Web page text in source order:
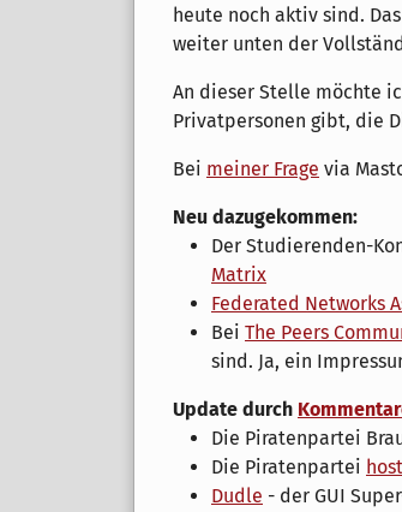
heute noch aktiv sind.
weiter unten der
An dieser Stelle möchte
Privatpersonen gibt, die
Bei meiner Frage via
Neu dazugekommen:
Der Studierenden-
Matrix
Federated Networks
Bei The Peers
sind. Ja, ein
Update durch
Die Piratenpartei
Die Piratenpartei
Dudle - der GUI